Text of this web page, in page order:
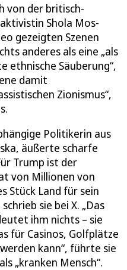
von der britisch-
Shola Mos-
gezeigten Szenen
anderes als eine „als
Säuberung“,
damit
Zionismus“,
Politikerin aus
äußerte scharfe
Trump ist der
von Millionen von
Stück Land für sein
sie bei X. „Das
ihm nichts – sie
für Casinos, Golfplätze
kann“, führte sie
„kranken Mensch“.